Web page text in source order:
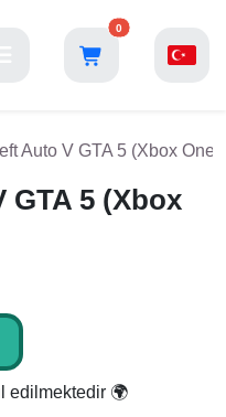
0
Auto V GTA 5 (Xbox One)
GTA 5 (Xbox
edilmektedir 🌍